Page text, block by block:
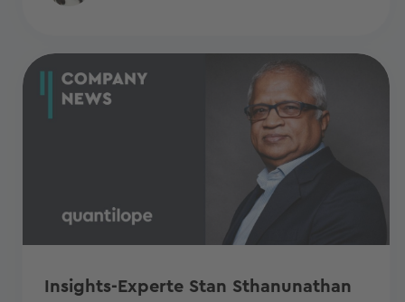
Insights-Experte Stan Sthanunathan